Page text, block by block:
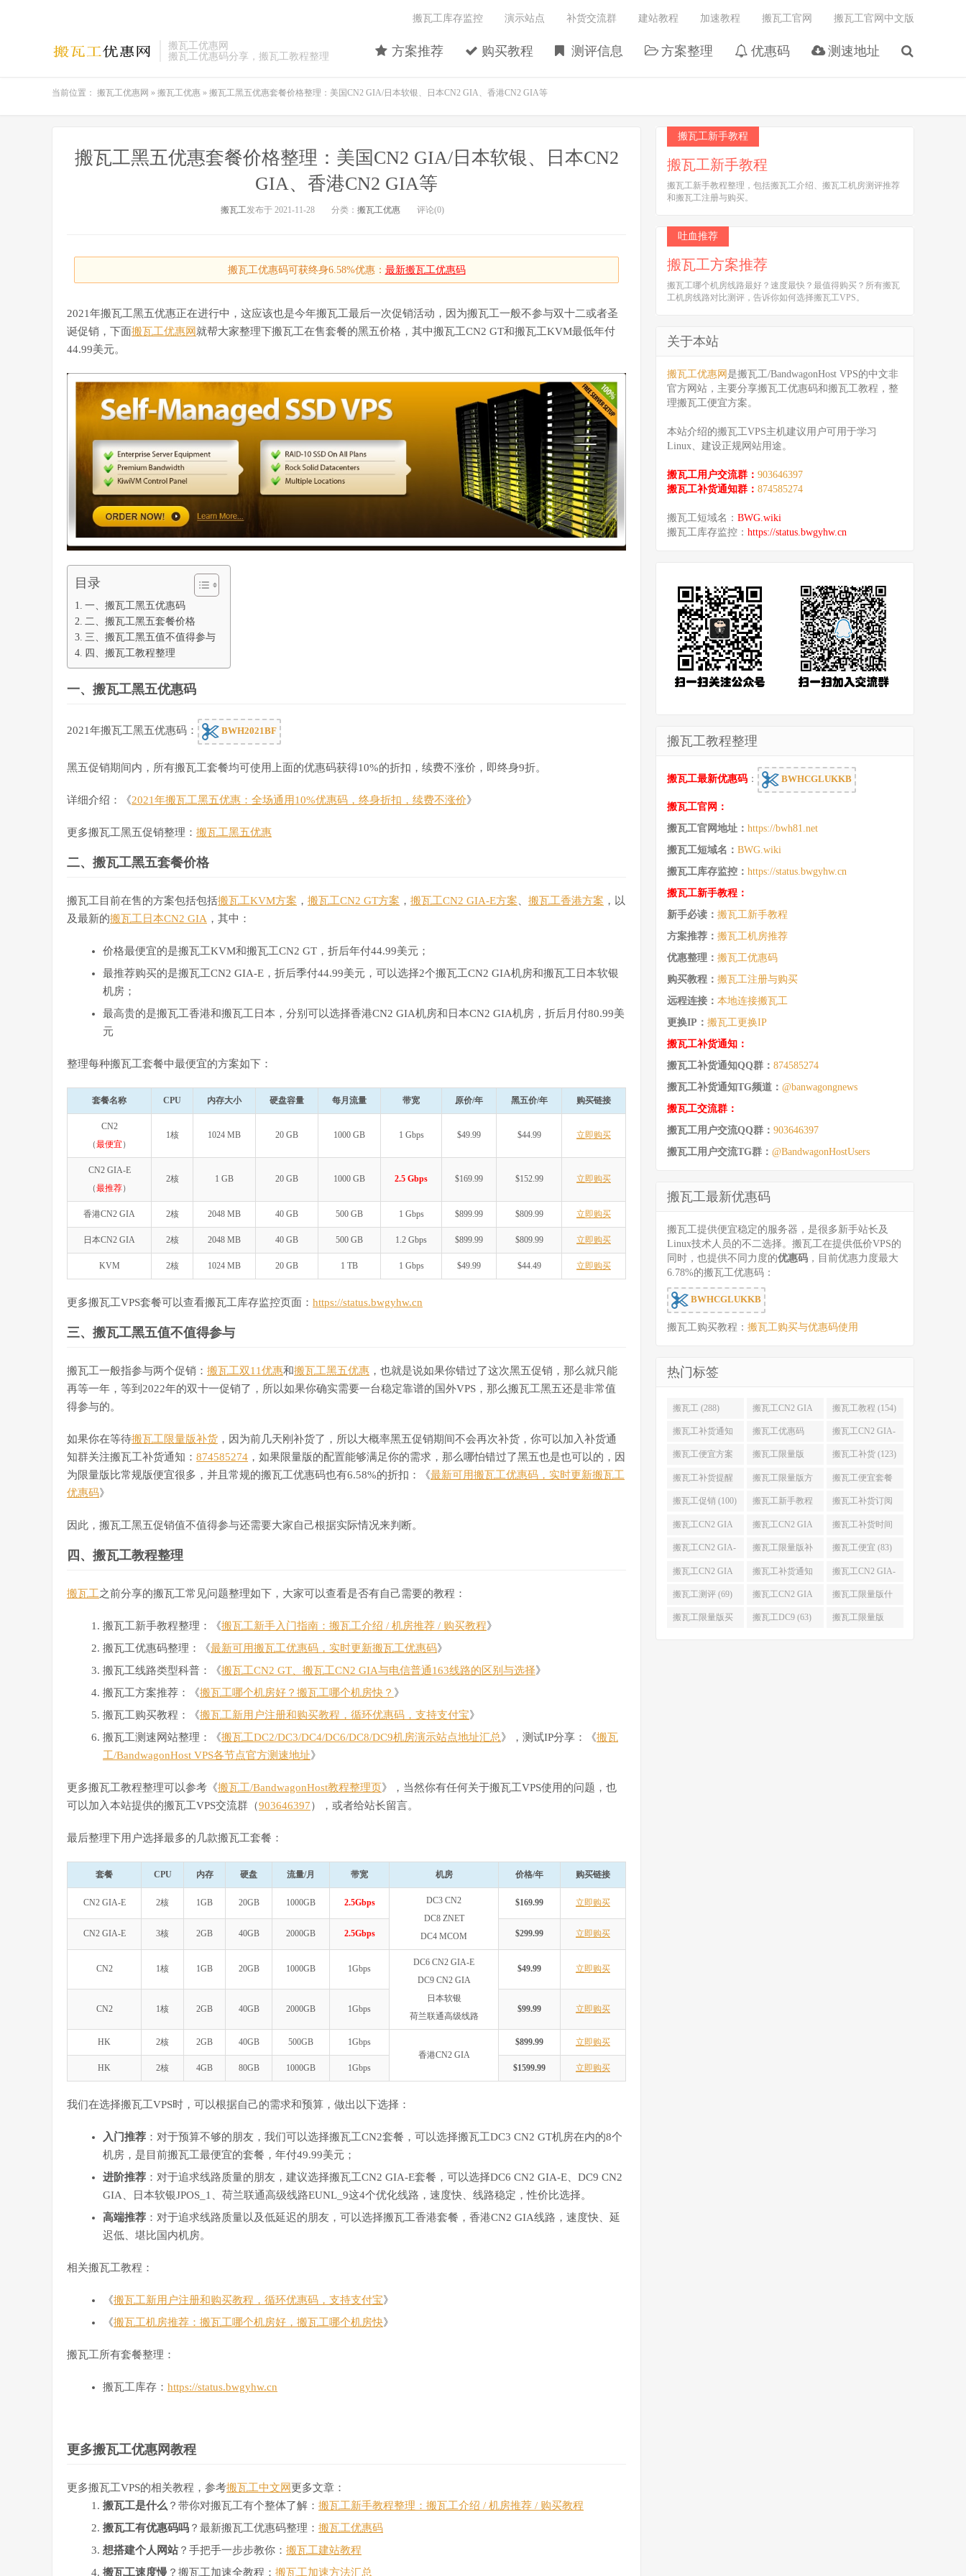
搬瓦工优惠网
搬瓦工优惠码分享，搬瓦工教程整理
方案推荐 购买教程 测评信息 方案整理 优惠码 测速地址
搬瓦工库存监控 演示站点 补货交流群 建站教程 加速教程 搬瓦工官网 搬瓦工官网中文版
当前位置： 搬瓦工优惠网 » 搬瓦工优惠 » 搬瓦工黑五优惠套餐价格整理：美国CN2 GIA/日本软银、日本CN2 GIA、香港CN2 GIA等
搬瓦工黑五优惠套餐价格整理：美国CN2 GIA/日本软银、日本CN2
GIA、香港CN2 GIA等
搬瓦工发布于 2021-11-28 分类： 搬瓦工优惠 评论(0)
搬瓦工优惠码可获终身6.58%优惠： 最新搬瓦工优惠码
2021年搬瓦工黑五优惠正在进行中，这应该也是今年搬瓦工最后一次促销活动，因为搬瓦工一般不参与双十二或者圣
诞促销，下面搬瓦工优惠网 就帮大家整理下搬瓦工在售套餐的黑五价格，其中搬瓦工CN2 GT和搬瓦工KVM最低年付
44.99美元。
目录
一、搬瓦工黑五优惠码
二、搬瓦工黑五套餐价格
三、搬瓦工黑五值不值得参与
四、搬瓦工教程整理
一、搬瓦工黑五优惠码
2021年搬瓦工黑五优惠码： BWH2021BF
黑五促销期间内，所有搬瓦工套餐均可使用上面的优惠码获得10%的折扣，续费不涨价，即终身9折。
详细介绍：《2021年搬瓦工黑五优惠：全场通用10%优惠码，终身折扣，续费不涨价》
更多搬瓦工黑五促销整理： 搬瓦工黑五优惠
二、搬瓦工黑五套餐价格
搬瓦工目前在售的方案包括包括搬瓦工KVM方案 ， 搬瓦工CN2 GT方案 ， 搬瓦工CN2 GIA-E方案、 搬瓦工香港方案 ，以
及最新的搬瓦工日本CN2 GIA ，其中：
价格最便宜的是搬瓦工KVM和搬瓦工CN2 GT，折后年付44.99美元；
最推荐购买的是搬瓦工CN2 GIA-E，折后季付44.99美元，可以选择2个搬瓦工CN2 GIA机房和搬瓦工日本软银
机房；
最高贵的是搬瓦工香港和搬瓦工日本，分别可以选择香港CN2 GIA机房和日本CN2 GIA机房，折后月付80.99美
元
整理每种搬瓦工套餐中最便宜的方案如下：
套餐名称 CPU 内存大小 硬盘容量 每月流量 带宽 原价/年 黑五价/年 购买链接
CN2
（最便宜 ）
1核 1024 MB 20 GB 1000 GB 1 Gbps $49.99 $44.99 立即购买
CN2 GIA-E
（最推荐）
2核 1 GB 20 GB 1000 GB 2.5 Gbps $169.99 $152.99 立即购买
香港CN2 GIA 2核 2048 MB 40 GB 500 GB 1 Gbps $899.99 $809.99 立即购买
日本CN2 GIA 2核 2048 MB 40 GB 500 GB 1.2 Gbps $899.99 $809.99 立即购买
KVM 2核 1024 MB 20 GB 1 TB 1 Gbps $49.99 $44.49 立即购买
更多搬瓦工VPS套餐可以查看搬瓦工库存监控页面： https://status.bwgyhw.cn
三、搬瓦工黑五值不值得参与
搬瓦工一般指参与两个促销： 搬瓦工双11优惠和搬瓦工黑五优惠 ，也就是说如果你错过了这次黑五促销，那么就只能
再等一年，等到2022年的双十一促销了，所以如果你确实需要一台稳定靠谱的国外VPS，那么搬瓦工黑五还是非常值
得参与的。
如果你在等待搬瓦工限量版补货 ，因为前几天刚补货了，所以大概率黑五促销期间不会再次补货，你可以加入补货通
知群关注搬瓦工补货通知： 874585274 ，如果限量版的配置能够满足你的需求，那么哪怕错过了黑五也是也可以的，因
为限量版比常规版便宜很多，并且常规的搬瓦工优惠码也有6.58%的折扣：《最新可用搬瓦工优惠码，实时更新搬瓦工
优惠码》
因此，搬瓦工黑五促销值不值得参与还需要大家自己根据实际情况来判断。
四、搬瓦工教程整理
搬瓦工之前分享的搬瓦工常见问题整理如下，大家可以查看是否有自己需要的教程：
搬瓦工新手教程整理：《搬瓦工新手入门指南：搬瓦工介绍 / 机房推荐 / 购买教程》
搬瓦工优惠码整理：《最新可用搬瓦工优惠码，实时更新搬瓦工优惠码》
搬瓦工线路类型科普：《搬瓦工CN2 GT、搬瓦工CN2 GIA与电信普通163线路的区别与选择》
搬瓦工方案推荐：《搬瓦工哪个机房好？搬瓦工哪个机房快？ 》
搬瓦工购买教程：《搬瓦工新用户注册和购买教程，循环优惠码，支持支付宝》
搬瓦工测速网站整理：《搬瓦工DC2/DC3/DC4/DC6/DC8/DC9机房演示站点地址汇总》，测试IP分享：《搬瓦
工/BandwagonHost VPS各节点官方测速地址》
更多搬瓦工教程整理可以参考《搬瓦工/BandwagonHost教程整理页》，当然你有任何关于搬瓦工VPS使用的问题，也
可以加入本站提供的搬瓦工VPS交流群（903646397），或者给站长留言。
最后整理下用户选择最多的几款搬瓦工套餐：
套餐 CPU 内存 硬盘 流量/月 带宽 机房 价格/年 购买链接
CN2 GIA-E 2核 1GB 20GB 1000GB 2.5Gbps
DC3 CN2
DC8 ZNET
DC4 MCOM
$169.99 立即购买
CN2 GIA-E 3核 2GB 40GB 2000GB 2.5Gbps $299.99 立即购买
CN2 1核 1GB 20GB 1000GB 1Gbps
DC6 CN2 GIA-E
DC9 CN2 GIA
日本软银
荷兰联通高级线路
$49.99 立即购买
CN2 1核 2GB 40GB 2000GB 1Gbps $99.99 立即购买
HK 2核 2GB 40GB 500GB
1Gbps
香港CN2 GIA
$899.99 立即购买
HK 2核 4GB 80GB 1000GB 1Gbps $1599.99 立即购买
我们在选择搬瓦工VPS时，可以根据自己的需求和预算，做出以下选择：
入门推荐 ：对于预算不够的朋友，我们可以选择搬瓦工CN2套餐，可以选择搬瓦工DC3 CN2 GT机房在内的8个
机房，是目前搬瓦工最便宜的套餐，年付49.99美元；
进阶推荐 ：对于追求线路质量的朋友，建议选择搬瓦工CN2 GIA-E套餐，可以选择DC6 CN2 GIA-E、DC9 CN2
GIA、日本软银JPOS_1、荷兰联通高级线路EUNL_9这4个优化线路，速度快、线路稳定，性价比选择。
高端推荐 ：对于追求线路质量以及低延迟的朋友，可以选择搬瓦工香港套餐，香港CN2 GIA线路，速度快、延
迟低、堪比国内机房。
相关搬瓦工教程：
《搬瓦工新用户注册和购买教程，循环优惠码，支持支付宝》
《搬瓦工机房推荐：搬瓦工哪个机房好，搬瓦工哪个机房快》
搬瓦工所有套餐整理：
搬瓦工库存： https://status.bwgyhw.cn
更多搬瓦工优惠网教程
更多搬瓦工VPS的相关教程，参考搬瓦工中文网 更多文章：
搬瓦工是什么 ？带你对搬瓦工有个整体了解： 搬瓦工新手教程整理：搬瓦工介绍 / 机房推荐 / 购买教程
搬瓦工有优惠码吗 ？最新搬瓦工优惠码整理： 搬瓦工优惠码
想搭建个人网站？手把手一步步教你： 搬瓦工建站教程
搬瓦工速度慢 ？搬瓦工加速全教程： 搬瓦工加速方法汇总
搬瓦工新手教程
搬瓦工新手教程
搬瓦工新手教程整理，包括搬瓦工介绍、搬瓦工机房测评推荐
和搬瓦工注册与购买。
吐血推荐
搬瓦工方案推荐
搬瓦工哪个机房线路最好？速度最快？最值得购买？所有搬瓦
工机房线路对比测评，告诉你如何选择搬瓦工VPS。
关于本站
搬瓦工优惠网 是搬瓦工/BandwagonHost VPS的中文非
官方网站，主要分享搬瓦工优惠码和搬瓦工教程，整
理搬瓦工便宜方案。
本站介绍的搬瓦工VPS主机建议用户可用于学习
Linux、建设正规网站用途。
搬瓦工用户交流群： 903646397
搬瓦工补货通知群： 874585274
搬瓦工短域名： BWG.wiki
搬瓦工库存监控： https://status.bwgyhw.cn
搬瓦工教程整理
搬瓦工最新优惠码 ： BWHCGLUKKB
搬瓦工官网：
搬瓦工官网地址： https://bwh81.net
搬瓦工短域名： BWG.wiki
搬瓦工库存监控： https://status.bwgyhw.cn
搬瓦工新手教程：
新手必读： 搬瓦工新手教程
方案推荐： 搬瓦工机房推荐
优惠整理： 搬瓦工优惠码
购买教程： 搬瓦工注册与购买
远程连接： 本地连接搬瓦工
更换IP： 搬瓦工更换IP
搬瓦工补货通知：
搬瓦工补货通知QQ群： 874585274
搬瓦工补货通知TG频道： @banwagongnews
搬瓦工交流群：
搬瓦工用户交流QQ群： 903646397
搬瓦工用户交流TG群： @BandwagonHostUsers
搬瓦工最新优惠码
搬瓦工提供便宜稳定的服务器，是很多新手站长及
Linux技术人员的不二选择。搬瓦工在提供低价VPS的
同时，也提供不同力度的优惠码 ，目前优惠力度最大
6.78%的搬瓦工优惠码：
BWHCGLUKKB
搬瓦工购买教程： 搬瓦工购买与优惠码使用
热门标签
搬瓦工 (288) 搬瓦工CN2 GIA
(176)
搬瓦工教程 (154)
搬瓦工补货通知
(132)
搬瓦工优惠码
(131)
搬瓦工CN2 GIA-
E (130)
搬瓦工便宜方案
(128)
搬瓦工限量版
(126)
搬瓦工补货 (123)
搬瓦工补货提醒
(106)
搬瓦工限量版方
案 (106)
搬瓦工便宜套餐
(103)
搬瓦工促销 (100) 搬瓦工新手教程
(98)
搬瓦工补货订阅
(98)
搬瓦工CN2 GIA
便宜方案 (92)
搬瓦工CN2 GIA
限量版 (90)
搬瓦工补货时间
(89)
搬瓦工CN2 GIA-
E限量版 (84)
搬瓦工限量版补
货 (84)
搬瓦工便宜 (83)
搬瓦工CN2 GIA
优惠 (82)
搬瓦工补货通知
QQ群 (76)
搬瓦工CN2 GIA-
E便宜套餐 (76)
搬瓦工测评 (69) 搬瓦工CN2 GIA
限量版补货 (67)
搬瓦工限量版什
么时候补货 (67)
搬瓦工限量版买 搬瓦工DC9 (63) 搬瓦工限量版